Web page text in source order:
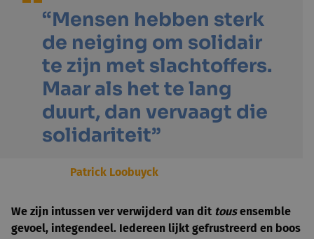
“Mensen hebben sterk
de neiging om solidair
te zijn met slachtoffers.
Maar als het te lang
duurt, dan vervaagt die
solidariteit”
Patrick Loobuyck
We zijn intussen ver verwijderd van dit tousensemble
gevoel, integendeel. Iedereen lijkt gefrustreerd en boos